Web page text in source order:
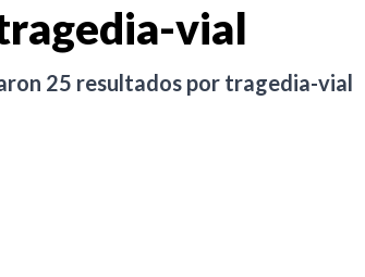
vial
25 resultados por tragedia-vial